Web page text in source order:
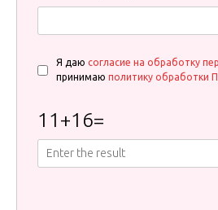
Я даю согласие на обработку
принимаю политику обработки
11 +16=